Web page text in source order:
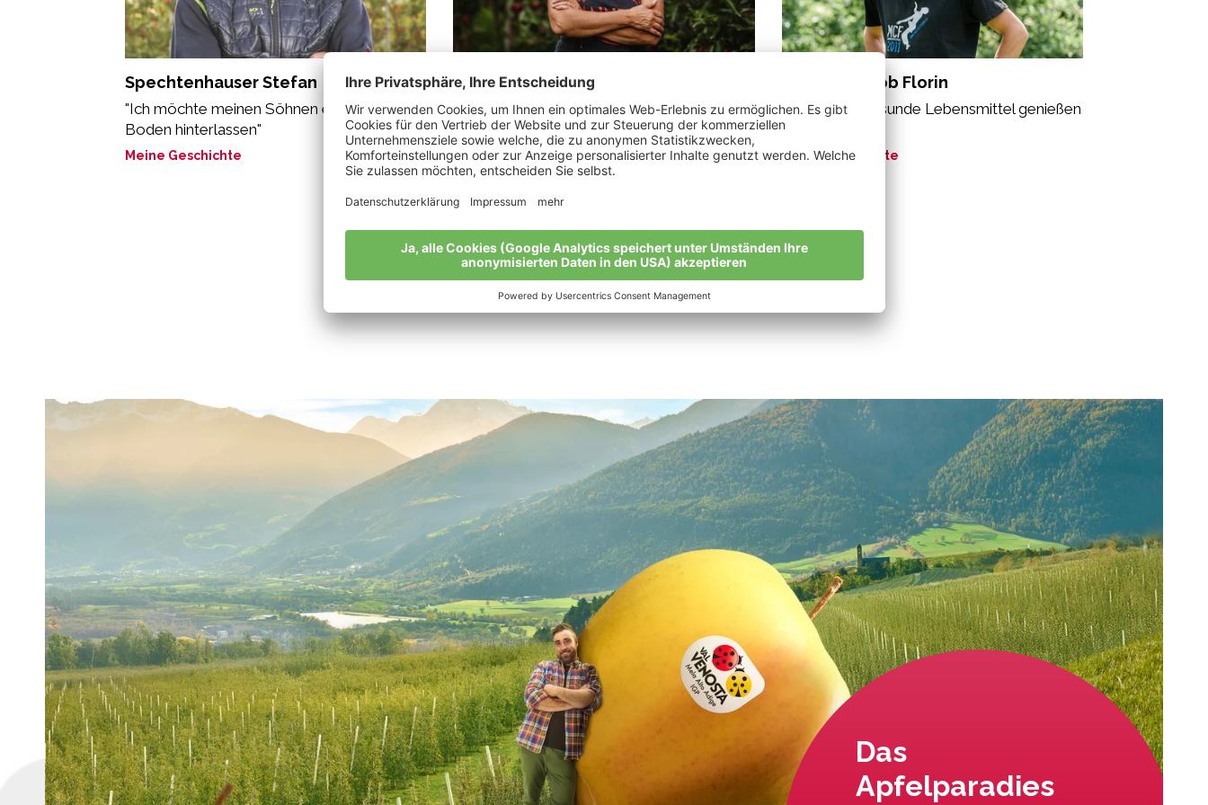
Spechtenhauser Stefan
"Ich möchte meinen Söhnen einen guten
Boden hinterlassen"
Meine Geschichte
Biohof - Bärenstall
landwirtschaftliche KG der Stricker
Esther Adelia
„Bärenstarke Bio-Leistung am Bärenstall“
Meine Geschichte
Pedross Jakob Florin
„Alle sollen gesunde Lebensmittel genießen
dürfen“
Meine Geschichte
Alle Bio-Bauern im Überblick
Das
Apfelparadies